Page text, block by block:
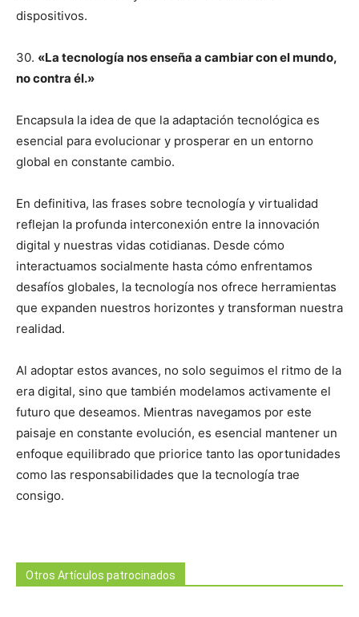
dispositivos.
30. «La tecnología nos enseña a cambiar con el mundo,
no contra él.»
Encapsula la idea de que la adaptación tecnológica es
esencial para evolucionar y prosperar en un entorno
global en constante cambio.
En definitiva, las frases sobre tecnología y virtualidad
reflejan la profunda interconexión entre la innovación
digital y nuestras vidas cotidianas. Desde cómo
interactuamos socialmente hasta cómo enfrentamos
desafíos globales, la tecnología nos ofrece herramientas
que expanden nuestros horizontes y transforman nuestra
realidad.
Al adoptar estos avances, no solo seguimos el ritmo de la
era digital, sino que también modelamos activamente el
futuro que deseamos. Mientras navegamos por este
paisaje en constante evolución, es esencial mantener un
enfoque equilibrado que priorice tanto las oportunidades
como las responsabilidades que la tecnología trae
consigo.
Otros Artículos patrocinados